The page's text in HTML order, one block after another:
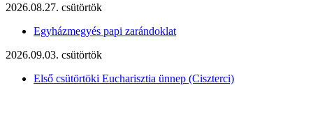
2026.08.27. csütörtök
Egyházmegyés papi zarándoklat
2026.09.03. csütörtök
Első csütörtöki Eucharisztia ünnep (Ciszterci)